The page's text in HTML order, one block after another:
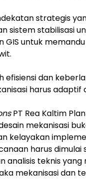
strategis
sistem stabilisasi
GIS untuk
efisiensi dan
harus adaptif
PT Rea Kaltim
mekanisasi
kelayakan
harus dimulai
analisis teknis
mekanisasi dan